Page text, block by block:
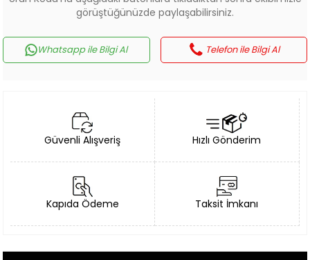
görüştüğünüzde paylaşabilirsiniz.
Whatsapp ile Bilgi Al Telefon ile Bilgi Al
Güvenli Alışveriş Hızlı Gönderim
Kapıda Ödeme Taksit İmkanı